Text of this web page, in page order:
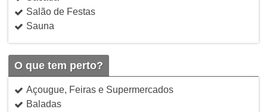
Salão de Festas
Sauna
O que tem perto?
Açougue, Feiras e Supermercados
Baladas